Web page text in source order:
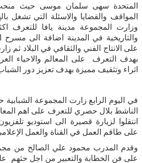
المتحدة سهى سلمان موسى حيث
المواقف والقضايا والاسئلة التي تشغل
وزارت المجموعة مدينة يافا للتعرف
والتاريخية في المدينة اضافة الى
على الانتاج الفني والثقافي في البلاد ثم
بهدف التعرف على المعالم والاحياء
اثراء وتثقيف مميزة بهدف تعزيز دور
في اليوم الرابع زارت المجموعة
الناشط بلال حصري للتعرف على اهم
انتقلوا لزيارة قصيرة الى استوديو
على طاقم العمل في القناة والعمل
وقدم المدرب محمود علي الصالح من
على فن الخطابة والتعبير من اجل حثهم